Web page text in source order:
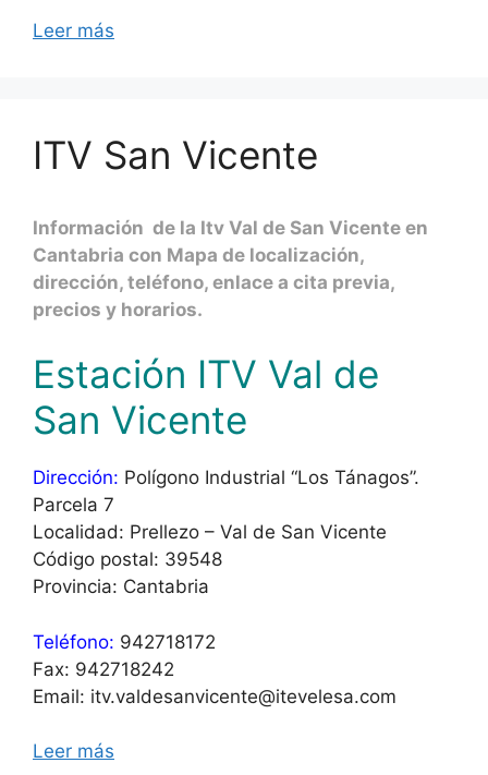
Leer más
ITV San Vicente
Información de la Itv Val de San Vicente en
Cantabria con Mapa de localización,
dirección, teléfono, enlace a cita previa,
precios y horarios.
Estación ITV Val de
San Vicente
Dirección: Polígono Industrial “Los Tánagos”.
Parcela 7
Localidad: Prellezo – Val de San Vicente
Código postal: 39548
Provincia: Cantabria
Teléfono: 942718172
Fax: 942718242
Email: itv.valdesanvicente@itevelesa.com
Leer más